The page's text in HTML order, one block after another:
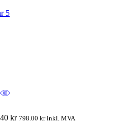
5
kr 798.00 krinkl. MVA